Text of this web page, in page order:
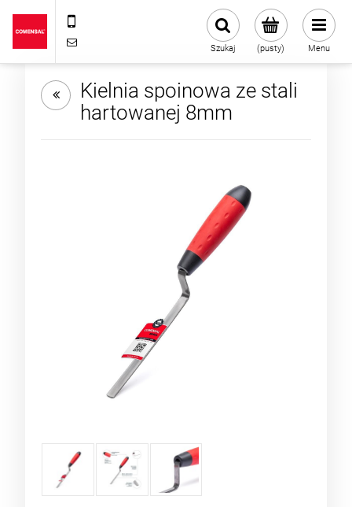
(pusty)
Szukaj Menu
Kielnia spoinowa ze stali
hartowanej 8mm